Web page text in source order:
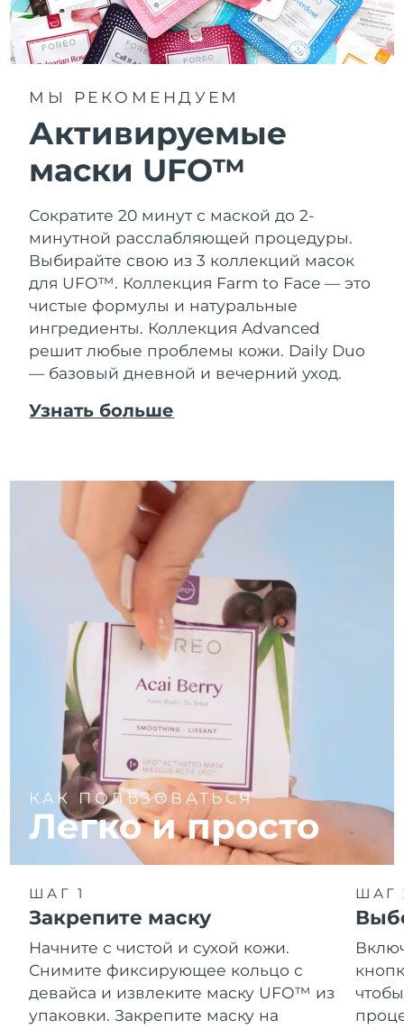
МЫ РЕКОМЕНДУЕМ
Активируемые
маски UFO™
Сократите 20 минут с маской до 2-
минутной расслабляющей процедуры.
Выбирайте свою из 3 коллекций масок
для UFO™. Коллекция Farm to Face — это
чистые формулы и натуральные
ингредиенты. Коллекция Advanced
решит любые проблемы кожи. Daily Duo
— базовый дневной и вечерний уход.
Узнать больше
КАК ПОЛЬЗОВАТЬСЯ
Легко и просто
ШАГ 1
Закрепите маску
Начните с чистой и сухой кожи.
Снимите фиксирующее кольцо с
девайса и извлеките маску UFO™ из
упаковки. Закрепите маску на
ШАГ